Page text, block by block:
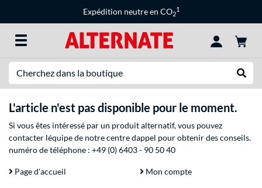
Expédition neutre en CO2
1
L'article n'est pas disponible pour le moment.
Si vous êtes intéressé par un produit alternatif, vous pouvez
contacter léquipe de notre centre dappel pour obtenir des conseils.
numéro de téléphone : +49 (0) 6403 - 90 50 40
Page d'accueil Mon compte